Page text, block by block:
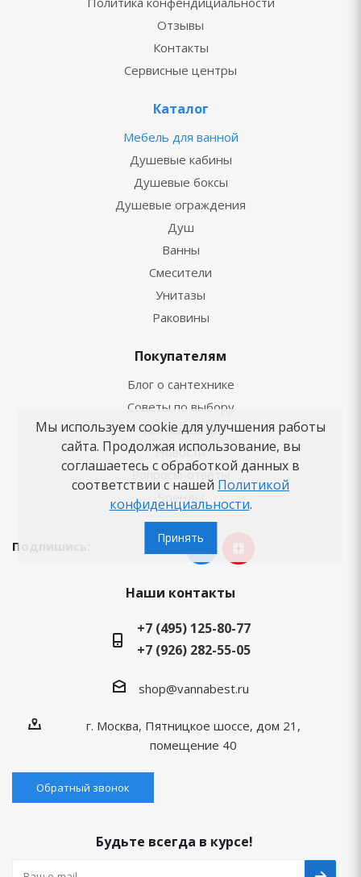
Отзывы
Контакты
Сервисные центры
Каталог
Мебель для ванной
Душевые кабины
Душевые боксы
Душевые ограждения
Душ
Ванны
Смесители
Унитазы
Раковины
Покупателям
Блог о сантехнике
Советы по выбору
Как заказать
Новости
Вопросы-ответы
Подпишись:
Наши контакты
+7 (495) 125-80-77
+7 (926) 282-55-05
shop@vannabest.ru
г. Москва, Пятницкое шоссе, дом 21,
помещение 40
Обратный звонок
Будьте всегда в курсе!
Мы используем cookie для улучшения работы
сайта. Продолжая использование, вы
соглашаетесь с обработкой данных в
соответствии с нашей Политикой
конфиденциальности.
Принять